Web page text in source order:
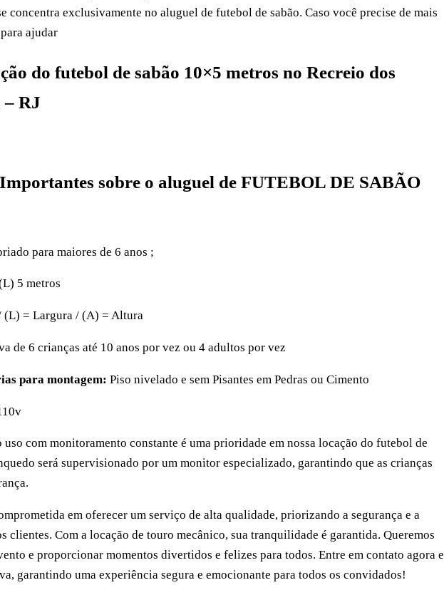
concentra exclusivamente no aluguel de futebol de sabão. Caso você precise de mais
ajudar
do futebol de sabão 10×5 metros no Recreio dos
– RJ
sobre o aluguel de FUTEBOL DE SABÃO
para maiores de 6 anos ;
5 metros
(L) = Largura / (A) = Altura
de 6 crianças até 10 anos por vez ou 4 adultos por vez
para montagem: Piso nivelado e sem Pisantes em Pedras ou Cimento
uso com monitoramento constante é uma prioridade em nossa locação do futebol de
será supervisionado por um monitor especializado, garantindo que as crianças
em oferecer um serviço de alta qualidade, priorizando a segurança e a
clientes. Com a locação de touro mecânico, sua tranquilidade é garantida. Queremos
e proporcionar momentos divertidos e felizes para todos. Entre em contato agora e
garantindo uma experiência segura e emocionante para todos os convidados!